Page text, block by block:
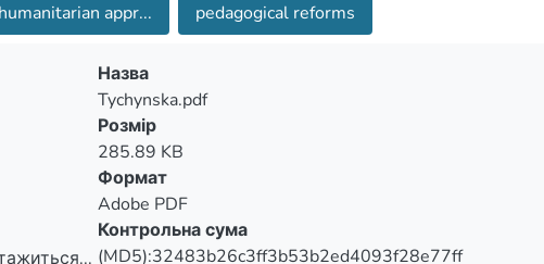
appr...
pedagogical reforms
Назва
Tychynska.pdf
Розмір
285.89 KB
Формат
Adobe PDF
Контрольна сума
(MD5):32483b26c3ff3b53b2ed4093f28e77ff